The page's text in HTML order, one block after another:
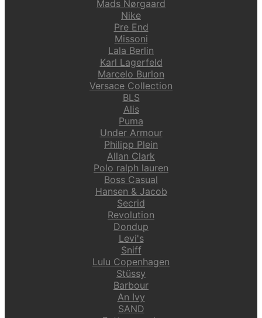
Mads Nørgaard
Nike
Pre End
Missoni
Lala Berlin
Karl Lagerfeld
Marcelo Burlon
Versace Collection
BLS
Alis
Puma
Under Armour
Philipp Plein
Allan Clark
Polo ralph lauren
Boss Casual
Hansen & Jacob
Secrid
Revolution
Dondup
Levi's
Sniff
Lulu Copenhagen
Stüssy
Barbour
An Ivy
SAND